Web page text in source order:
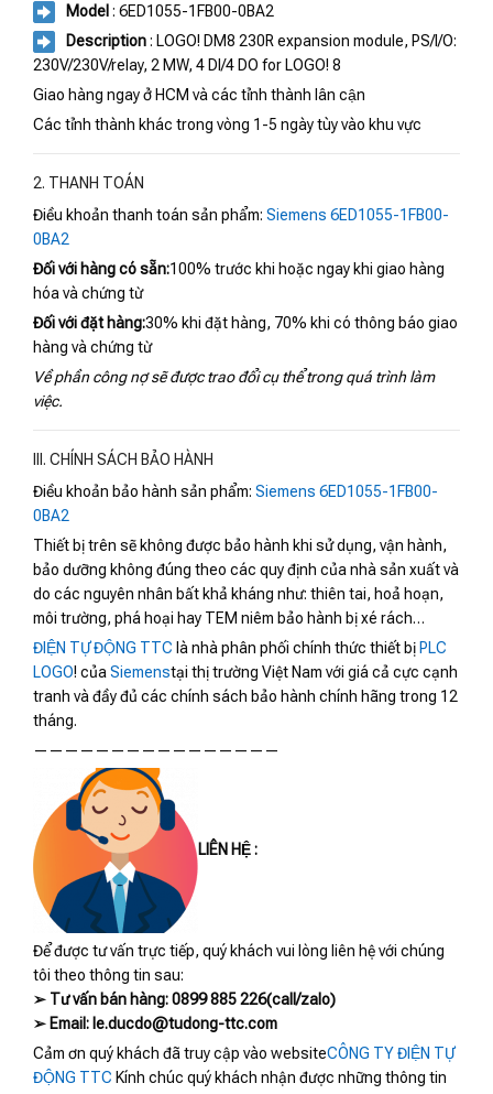
Model : 6ED1055-1FB00-0BA2
Description: LOGO! DM8 230R expansion module, PS/I/O:
230V/230V/relay, 2 MW, 4 DI/4 DO for LOGO! 8
Giao hàng ngay ở HCM và các tỉnh thành lân cận
Các tỉnh thành khác trong vòng 1-5 ngày tùy vào khu vực
2. THANH TOÁN
Điều khoản thanh toán sản phẩm: Siemens 6ED1055-1FB00-
0BA2
Đối với hàng có sẵn:100% trước khi hoặc ngay khi giao hàng
hóa và chứng từ
Đối với đặt hàng:30% khi đặt hàng, 70% khi có thông báo giao
hàng và chứng từ
Về phần công nợ sẽ được trao đổi cụ thể trong quá trình làm
việc.
III. CHÍNH SÁCH BẢO HÀNH
Điều khoản bảo hành sản phẩm: Siemens 6ED1055-1FB00-
0BA2
Thiết bị trên sẽ không được bảo hành khi sử dụng, vận hành,
bảo dưỡng không đúng theo các quy định của nhà sản xuất và
do các nguyên nhân bất khả kháng như: thiên tai, hoả hoạn,
môi trường, phá hoại hay TEM niêm bảo hành bị xé rách…
ĐIỆN TỰ ĐỘNG TTC là nhà phân phối chính thức thiết bị PLC
LOGO! củaSiemenstại thị trường Việt Nam với giá cả cực cạnh
tranh và đầy đủ các chính sách bảo hành chính hãng trong 12
tháng.
————————————————
LIÊN HỆ :
Để được tư vấn trực tiếp, quý khách vui lòng liên hệ với chúng
tôi theo thông tin sau:
➢ Tư vấn bán hàng: 0899 885 226(call/zalo)
➢ Email: le.ducdo@tudong-ttc.com
Cảm ơn quý khách đã truy cập vào websiteCÔNG TY ĐIỆN TỰ
ĐỘNG TTC Kính chúc quý khách nhận được những thông tin